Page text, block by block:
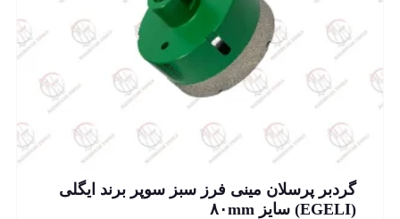
گردبر پرسلان مینی فرز سبز سوپر برند ایگلی
(EGELI) سایز ۸۰mm